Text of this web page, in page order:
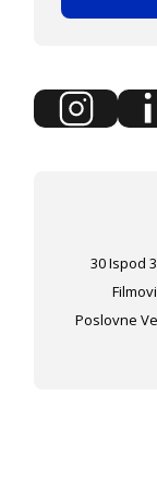
30 Ispod
Filmovi
Poslovne